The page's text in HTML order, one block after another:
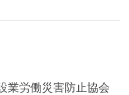
業労働災害防止協会